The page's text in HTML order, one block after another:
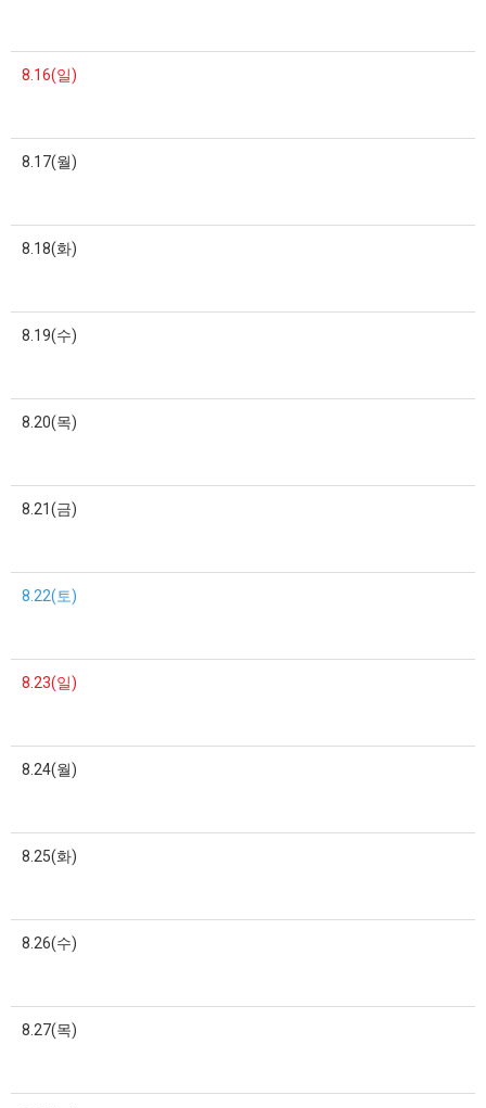
8.16(일)
8.17(월)
8.18(화)
8.19(수)
8.20(목)
8.21(금)
8.22(토)
8.23(일)
8.24(월)
8.25(화)
8.26(수)
8.27(목)